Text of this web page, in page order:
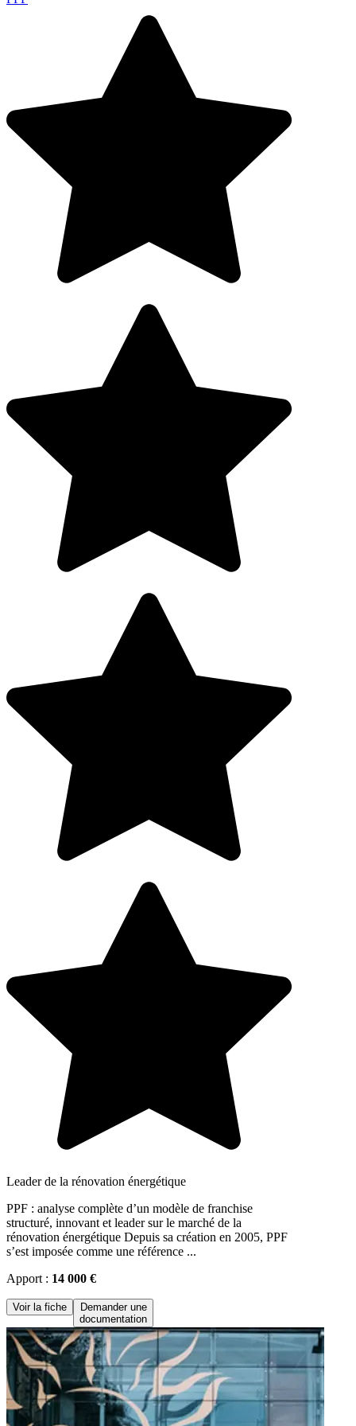
Leader de la rénovation énergétique
PPF : analyse complète d’un modèle de franchise
structuré, innovant et leader sur le marché de la
rénovation énergétique Depuis sa création en 2005, PPF
s’est imposée comme une référence ...
Apport : 14 000 €
Voir la fiche
Demander une
documentation